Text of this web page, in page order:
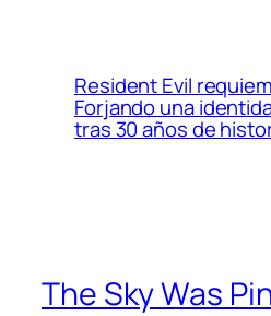
Resident Evil
Forjando una
tras 30 años de
The Sky Was